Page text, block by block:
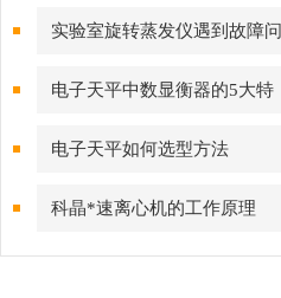
光度计使用方法
实验室旋转蒸发仪遇到故障问
题该如何处理？
电子天平中数显衡器的5大特
电子天平如何选型方法
科晶*速离心机的工作原理